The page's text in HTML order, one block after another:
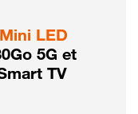
LED
5G et
TV